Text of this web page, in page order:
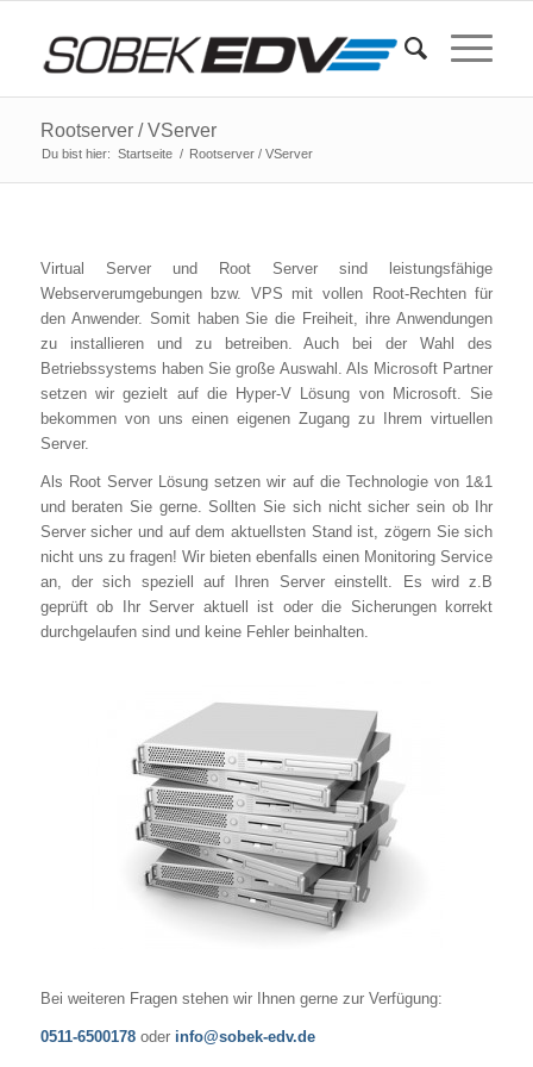
Rootserver / VServer
Du bist hier: Startseite / Rootserver / VServer
Virtual Server und Root Server sind leistungsfähige
Webserverumgebungen bzw. VPS mit vollen Root-Rechten für
den Anwender. Somit haben Sie die Freiheit, ihre Anwendungen
zu installieren und zu betreiben. Auch bei der Wahl des
Betriebssystems haben Sie große Auswahl. Als Microsoft Partner
setzen wir gezielt auf die Hyper-V Lösung von Microsoft. Sie
bekommen von uns einen eigenen Zugang zu Ihrem virtuellen
Server.
Als Root Server Lösung setzen wir auf die Technologie von 1&1
und beraten Sie gerne. Sollten Sie sich nicht sicher sein ob Ihr
Server sicher und auf dem aktuellsten Stand ist, zögern Sie sich
nicht uns zu fragen! Wir bieten ebenfalls einen Monitoring Service
an, der sich speziell auf Ihren Server einstellt. Es wird z.B
geprüft ob Ihr Server aktuell ist oder die Sicherungen korrekt
durchgelaufen sind und keine Fehler beinhalten.
Bei weiteren Fragen stehen wir Ihnen gerne zur Verfügung:
0511-6500178 oder info@sobek-edv.de